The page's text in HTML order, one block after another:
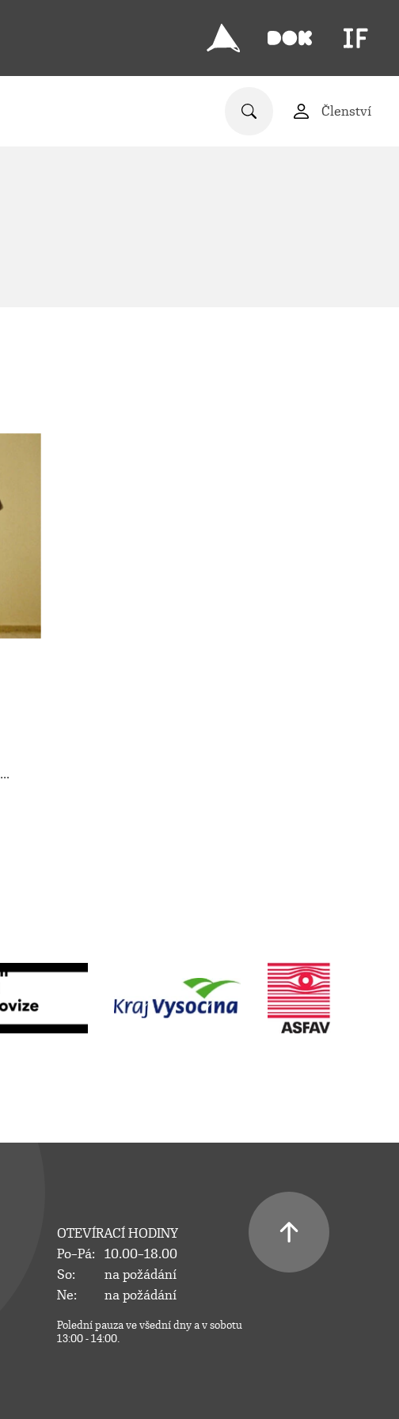
Členství
...
OTEVÍRACÍ HODINY
Po–Pá:
10.00–18.00
So:
na požádání
Ne:
na požádání
Polední pauza ve všední dny a v sobotu
13:00 - 14:00.